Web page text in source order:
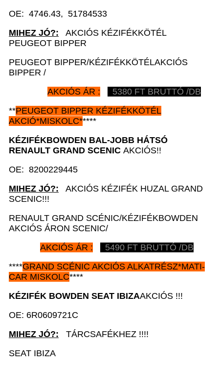
OE: 4746.43, 51784533
MIHEZ JÓ?: AKCIÓS KÉZIFÉKKÖTÉL
PEUGEOT BIPPER
PEUGEOT BIPPER/KÉZIFÉKKÖTÉLAKCIÓS
BIPPER /
AKCIÓS ÁR :
5380 FT BRUTTÓ /DB
**PEUGEOT BIPPER KÉZIFÉKKÖTÉL
AKCIÓ*MISKOLC*****
KÉZIFÉKBOWDEN BAL-JOBB HÁTSÓ
RENAULT GRAND SCENIC AKCIÓS!!
OE: 8200229445
MIHEZ JÓ?: AKCIÓS KÉZIFÉK HUZAL GRAND
SCENIC!!!
RENAULT GRAND SCÉNIC/KÉZIFÉKBOWDEN
AKCIÓS ÁRON SCENIC/
AKCIÓS ÁR :
5490 FT BRUTTÓ /DB
****GRAND SCÉNIC AKCIÓS ALKATRÉSZ*MATI-
CAR MISKOLC****
KÉZIFÉK BOWDEN SEAT IBIZAAKCIÓS !!!
OE: 6R0609721C
MIHEZ JÓ?: TÁRCSAFÉKHEZ !!!!
SEAT IBIZA